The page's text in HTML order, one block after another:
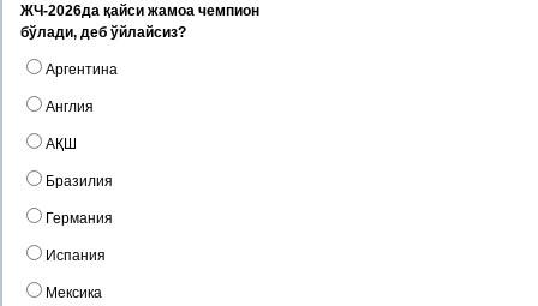
ЖЧ-2026да қайси жамоа чемпион
бўлади, деб ўйлайсиз?
Аргентина
Англия
АҚШ
Бразилия
Германия
Испания
Мексика